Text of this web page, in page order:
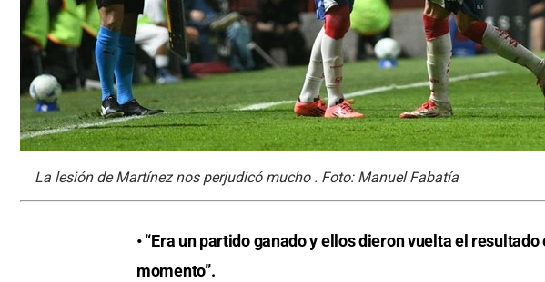
La lesión de Martínez nos perjudicó mucho . Foto: Manuel Fabatía
• “Era un partido ganado y ellos dieron vuelta el
momento”.